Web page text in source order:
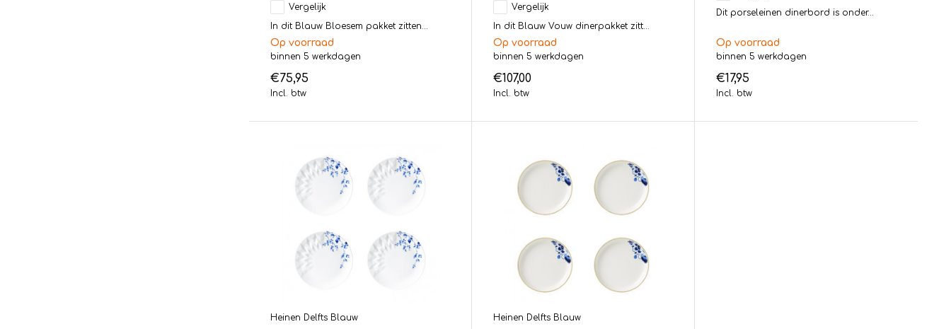
Vergelijk
In dit Blauw Bloesem pakket zitten...
Op voorraad
binnen 5 werkdagen
€75,95
Incl. btw
Vergelijk
In dit Blauw Vouw dinerpakket zitt...
Op voorraad
binnen 5 werkdagen
€107,00
Incl. btw
Dit porseleinen dinerbord is onder...
Op voorraad
binnen 5 werkdagen
€17,95
Incl. btw
Heinen Delfts Blauw Heinen Delfts Blauw